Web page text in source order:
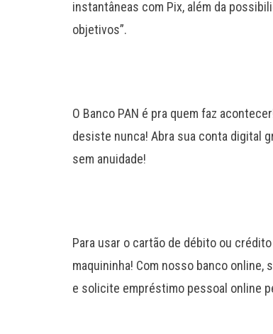
instantâneas com Pix, além da
objetivos”.
O Banco PAN é pra quem faz
desiste nunca! Abra sua conta digital
sem anuidade!
Para usar o cartão de débito ou
maquininha! Com nosso banco
e solicite empréstimo pessoal online